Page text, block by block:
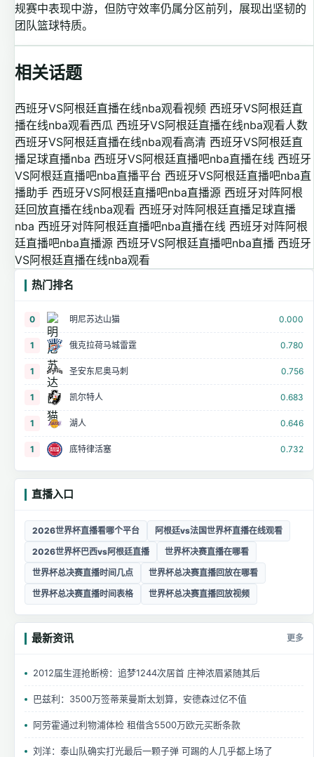
规赛中表现中游，但防守效率仍属分区前列，展现出坚韧的
团队篮球特质。
相关话题
西班牙VS阿根廷直播在线nba观看视频 西班牙VS阿根廷直
播在线nba观看西瓜 西班牙VS阿根廷直播在线nba观看人数
西班牙VS阿根廷直播在线nba观看高清 西班牙VS阿根廷直
播足球直播nba 西班牙VS阿根廷直播吧nba直播在线 西班牙
VS阿根廷直播吧nba直播平台 西班牙VS阿根廷直播吧nba直
播助手 西班牙VS阿根廷直播吧nba直播源 西班牙对阵阿根
廷回放直播在线nba观看 西班牙对阵阿根廷直播足球直播
nba 西班牙对阵阿根廷直播吧nba直播在线 西班牙对阵阿根
廷直播吧nba直播源 西班牙VS阿根廷直播吧nba直播 西班牙
VS阿根廷直播在线nba观看
热门排名
0 明尼苏达山猫 0.000
1 俄克拉荷马城雷霆 0.780
1 圣安东尼奥马刺 0.756
1 凯尔特人 0.683
1 湖人 0.646
1 底特律活塞 0.732
直播入口
2026世界杯直播看哪个平台
阿根廷vs法国世界杯直播在线观看
2026世界杯巴西vs阿根廷直播
世界杯决赛直播在哪看
世界杯总决赛直播时间几点
世界杯总决赛直播回放在哪看
世界杯总决赛直播时间表格
世界杯总决赛直播回放视频
最新资讯 更多
2012届生涯抢断榜：追梦1244次居首 庄神浓眉紧随其后
巴兹利：3500万签蒂莱曼斯太划算，安德森过亿不值
阿劳霍通过利物浦体检 租借含5500万欧元买断条款
刘洋：泰山队确实打光最后一颗子弹 可踢的人几乎都上场了